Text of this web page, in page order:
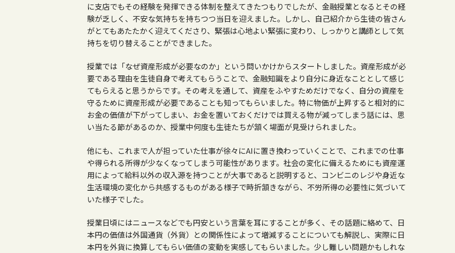
に支店でもその経験を発揮できる体制を整えてきたつもりでしたが、金融授業となるとその経
験が乏しく、不安な気持ちを持ちつつ当日を迎えました。しかし、自己紹介から生徒の皆さん
がとてもあたたかく迎えてくださり、緊張は心地よい緊張に変わり、しっかりと講師として気
持ちを切り替えることができました。
授業では「なぜ資産形成が必要なのか」という問いかけからスタートしました。資産形成が必
要である理由を生徒自身で考えてもらうことで、金融知識をより自分に身近なこととして感じ
てもらえると思うからです。その考えを通して、資産をふやすためだけでなく、自分の資産を
守るために資産形成が必要であることも知ってもらいました。特に物価が上昇すると相対的に
お金の価値が下がってしまい、お金を置いておくだけでは買える物が減ってしまう話には、思
い当たる節があるのか、授業中何度も生徒たちが頷く場面が見受けられました。
他にも、これまで人が担っていた仕事が徐々にAIに置き換わっていくことで、これまでの仕事
や得られる所得が少なくなってしまう可能性があります。社会の変化に備えるためにも資産運
用によって給料以外の収入源を持つことが大事であると説明すると、コンビニのレジや身近な
生活環境の変化から共感するものがある様子で時折頷きながら、不労所得の必要性に気づいて
いた様子でした。
授業日頃にはニュースなどでも円安という言葉を耳にすることが多く、その話題に絡めて、日
本円の価値は外国通貨（外貨）との関係性によって増減することについても解説し、実際に日
本円を外貨に換算してもらい価値の変動を実感してもらいました。少し難しい問題かもしれな